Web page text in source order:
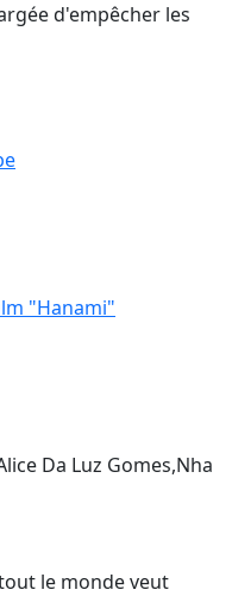
d'empêcher les
"Hanami"
Da Luz Gomes,Nha
le monde veut